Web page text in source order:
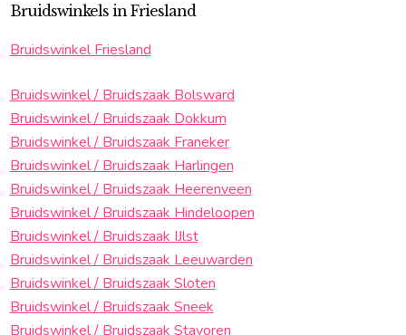
Bruidswinkels in Friesland
Bruidswinkel Friesland
Bruidswinkel / Bruidszaak Bolsward
Bruidswinkel / Bruidszaak Dokkum
Bruidswinkel / Bruidszaak Franeker
Bruidswinkel / Bruidszaak Harlingen
Bruidswinkel / Bruidszaak Heerenveen
Bruidswinkel / Bruidszaak Hindeloopen
Bruidswinkel / Bruidszaak IJlst
Bruidswinkel / Bruidszaak Leeuwarden
Bruidswinkel / Bruidszaak Sloten
Bruidswinkel / Bruidszaak Sneek
Bruidswinkel / Bruidszaak Stavoren